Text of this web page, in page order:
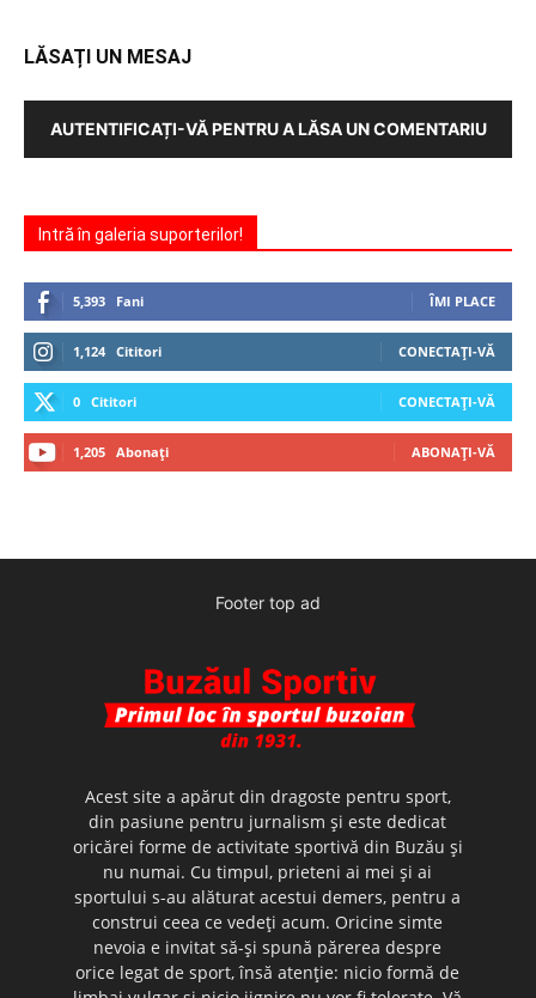
LĂSAȚI UN MESAJ
AUTENTIFICAȚI-VĂ PENTRU A LĂSA UN COMENTARIU
Intră în galeria suporterilor!
5,393 Fani ÎMI PLACE
1,124 Cititori CONECTAȚI-VĂ
0 Cititori CONECTAȚI-VĂ
1,205 Abonați ABONAȚI-VĂ
Footer top ad
Acest site a apărut din dragoste pentru sport,
din pasiune pentru jurnalism şi este dedicat
oricărei forme de activitate sportivă din Buzău şi
nu numai. Cu timpul, prieteni ai mei şi ai
sportului s-au alăturat acestui demers, pentru a
construi ceea ce vedeţi acum. Oricine simte
nevoia e invitat să-şi spună părerea despre
orice legat de sport, însă atenţie: nicio formă de